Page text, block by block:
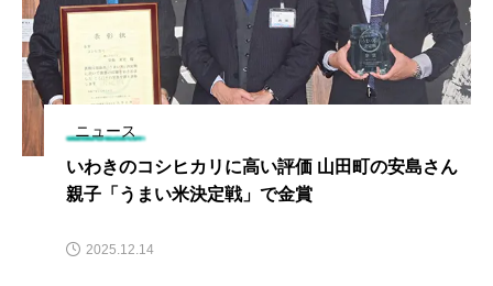
ニュース
いわきのコシヒカリに高い評価 山田町の安島さん
親子「うまい米決定戦」で金賞
2025.12.14